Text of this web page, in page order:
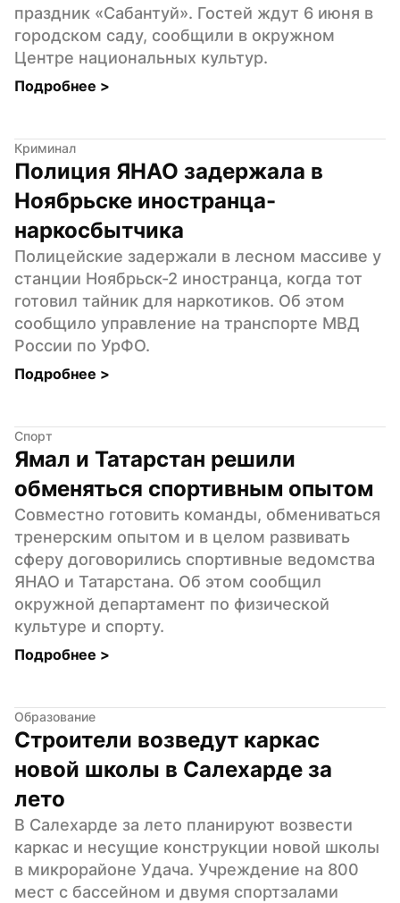
праздник «Сабантуй». Гостей ждут 6 июня в
городском саду, сообщили в окружном
Центре национальных культур.
Подробнее >
Криминал
Полиция ЯНАО задержала в
Ноябрьске иностранца-
наркосбытчика
Полицейские задержали в лесном массиве у
станции Ноябрьск-2 иностранца, когда тот
готовил тайник для наркотиков. Об этом
сообщило управление на транспорте МВД
России по УрФО.
Подробнее >
Спорт
Ямал и Татарстан решили
обменяться спортивным опытом
Совместно готовить команды, обмениваться
тренерским опытом и в целом развивать
сферу договорились спортивные ведомства
ЯНАО и Татарстана. Об этом сообщил
окружной департамент по физической
культуре и спорту.
Подробнее >
Образование
Строители возведут каркас
новой школы в Салехарде за
лето
В Салехарде за лето планируют возвести
каркас и несущие конструкции новой школы
в микрорайоне Удача. Учреждение на 800
мест с бассейном и двумя спортзалами